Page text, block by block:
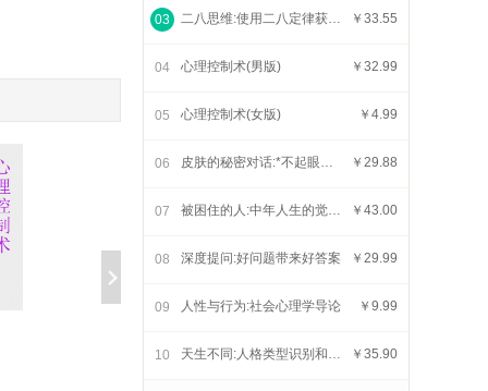
醒与重启
案
03 二八思维:使用二八定律获得更快乐、更健康、更成功生活的每日指南 ￥33.55
04 心理控制术(男版) ￥32.99
05 心理控制术(女版) ￥4.99
06 皮肤的秘密对话:*不起眼的感官如何影响健康与幸福 ￥29.88
07 被困住的人:中年人生的觉醒与重启 ￥43.00
08 深度提问:好问题带来好答案 ￥29.99
09 人性与行为:社会心理学导论 ￥9.99
10 天生不同:人格类型识别和潜能开发 ￥35.90